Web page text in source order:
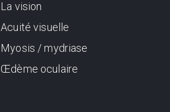
La vision
Acuité visuelle
Myosis / mydriase
Œdème oculaire